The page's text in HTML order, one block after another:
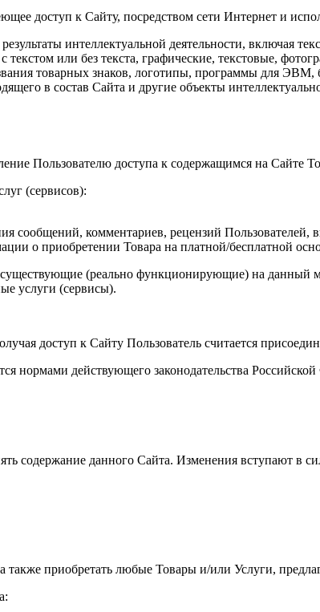
доступ к Сайту, посредством сети Интернет и
интеллектуальной деятельности, включая
или без текста, графические, текстовые,
товарных знаков, логотипы, программы для
в состав Сайта и другие объекты
Пользователю доступа к содержащимся на Сайте
(сервисов):
сообщений, комментариев, рецензий Пользователей,
о приобретении Товара на платной/бесплатной
(реально функционирующие) на
услуги (сервисы).
доступ к Сайту Пользователь считается
нормами действующего законодательства
содержание данного Сайта. Изменения вступают в
приобретать любые Товары и/или Услуги,